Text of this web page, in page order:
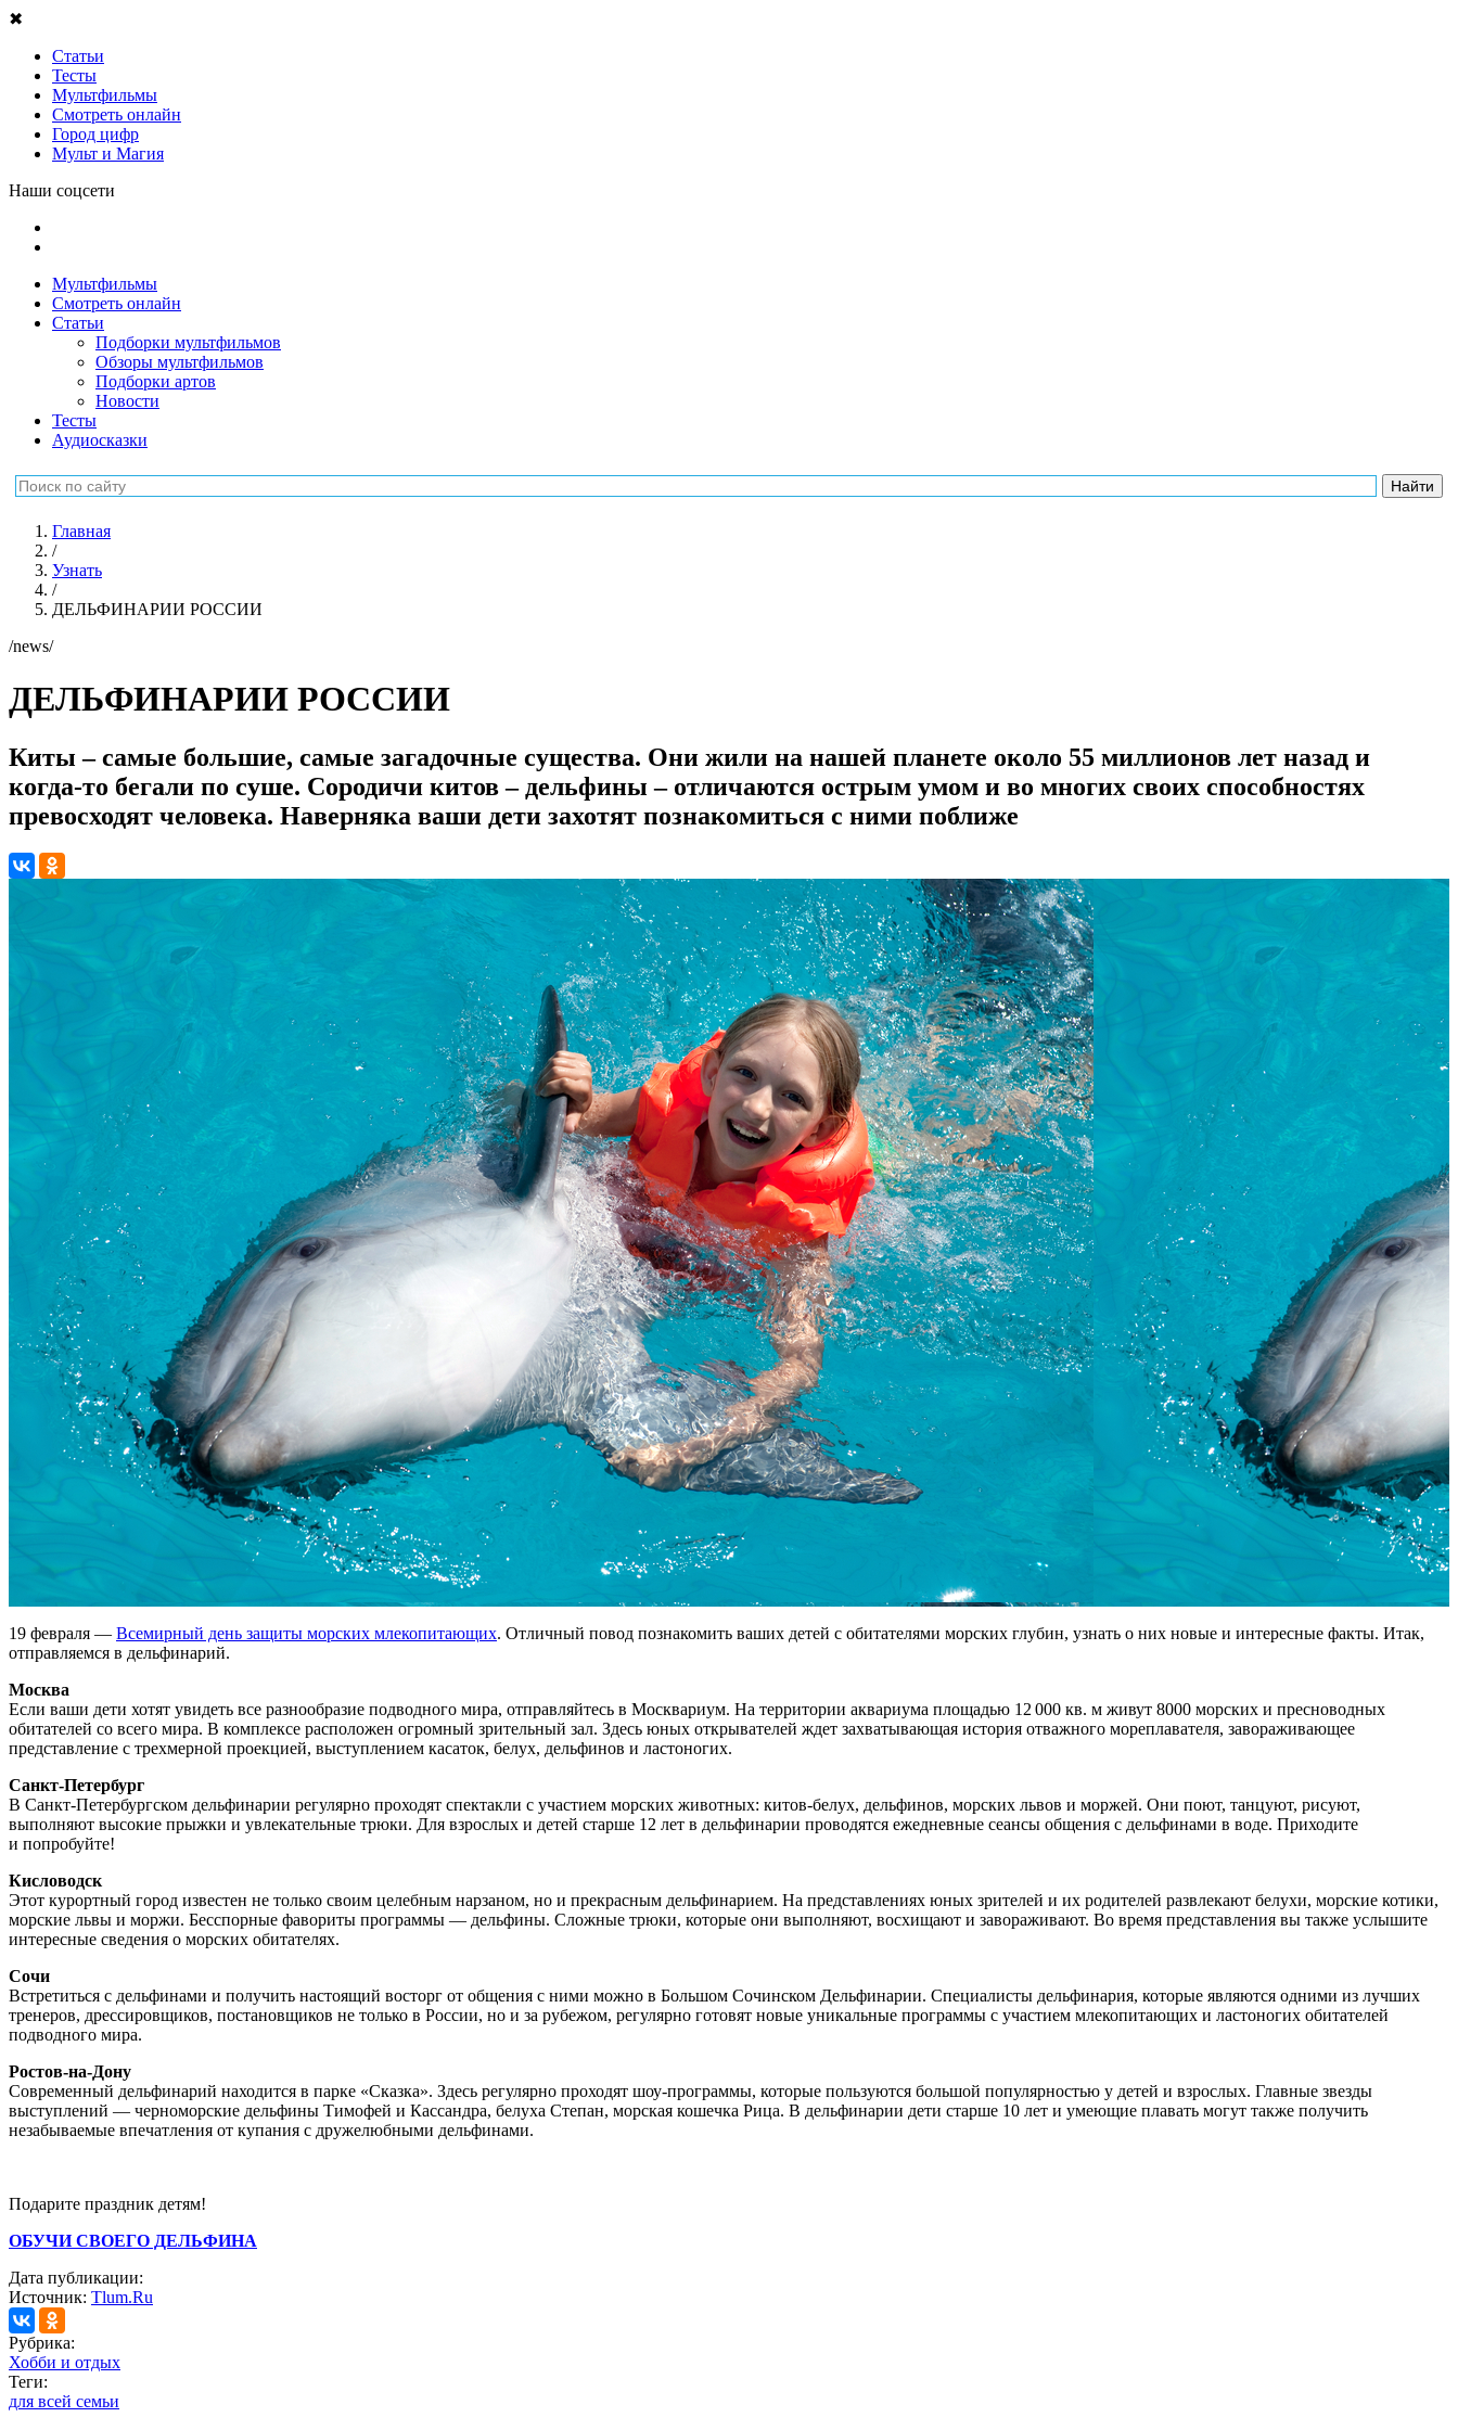
✖
Статьи
Тесты
Мультфильмы
Смотреть онлайн
Город цифр
Мульт и Магия
Наши соцсети
Мультфильмы
Смотреть онлайн
Статьи
Подборки мультфильмов
Обзоры мультфильмов
Подборки артов
Новости
Тесты
Аудиосказки
Главная
/
Узнать
/
ДЕЛЬФИНАРИИ РОССИИ
/news/
ДЕЛЬФИНАРИИ РОССИИ
Киты – самые большие, самые загадочные существа. Они жили на нашей планете около 55 миллионов лет назад и
когда-то бегали по суше. Сородичи китов – дельфины – отличаются острым умом и во многих своих способностях
превосходят человека. Наверняка ваши дети захотят познакомиться с ними поближе
19 февраля — Всемирный день защиты морских млекопитающих. Отличный повод познакомить ваших детей с обитателями морских глубин, узнать о них новые и интересные факты. Итак,
отправляемся в дельфинарий.
Москва
Если ваши дети хотят увидеть все разнообразие подводного мира, отправляйтесь в Москвариум. На территории аквариума площадью 12 000 кв. м живут 8000 морских и пресноводных
обитателей со всего мира. В комплексе расположен огромный зрительный зал. Здесь юных открывателей ждет захватывающая история отважного мореплавателя, завораживающее
представление с трехмерной проекцией, выступлением касаток, белух, дельфинов и ластоногих.
Санкт-Петербург
В Санкт-Петербургском дельфинарии регулярно проходят спектакли с участием морских животных: китов-белух, дельфинов, морских львов и моржей. Они поют, танцуют, рисуют,
выполняют высокие прыжки и увлекательные трюки. Для взрослых и детей старше 12 лет в дельфинарии проводятся ежедневные сеансы общения с дельфинами в воде. Приходите
и попробуйте!
Кисловодск
Этот курортный город известен не только своим целебным нарзаном, но и прекрасным дельфинарием. На представлениях юных зрителей и их родителей развлекают белухи, морские котики,
морские львы и моржи. Бесспорные фавориты программы — дельфины. Сложные трюки, которые они выполняют, восхищают и завораживают. Во время представления вы также услышите
интересные сведения о морских обитателях.
Сочи
Встретиться с дельфинами и получить настоящий восторг от общения с ними можно в Большом Сочинском Дельфинарии. Специалисты дельфинария, которые являются одними из лучших
тренеров, дрессировщиков, постановщиков не только в России, но и за рубежом, регулярно готовят новые уникальные программы с участием млекопитающих и ластоногих обитателей
подводного мира.
Ростов-на-Дону
Современный дельфинарий находится в парке «Сказка». Здесь регулярно проходят шоу-программы, которые пользуются большой популярностью у детей и взрослых. Главные звезды
выступлений — черноморские дельфины Тимофей и Кассандра, белуха Степан, морская кошечка Рица. В дельфинарии дети старше 10 лет и умеющие плавать могут также получить
незабываемые впечатления от купания с дружелюбными дельфинами.
Подарите праздник детям!
ОБУЧИ СВОЕГО ДЕЛЬФИНА
Дата публикации:
Источник: Tlum.Ru
Рубрика:
Хобби и отдых
Теги:
для всей семьи